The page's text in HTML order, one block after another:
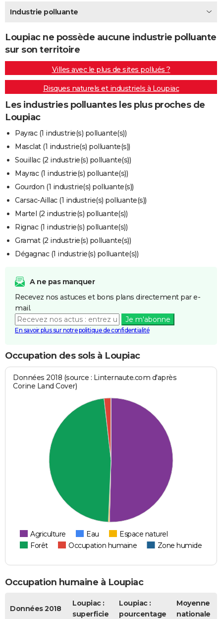
Destinations
City break
Voyage nature
Voyage de noces
Forum
Climat
+PHOTO
GUIDES D'ACHAT
BONS PLANS
CARTE DE VOEUX
Carte de Noël
Carte Bonne année
Carte Saint-Valentin
Carte Pâques
Carte d'anniversaire
DICTIONNAIRE
Dictionnaire
Biographies
Citations
Expressions
Proverbes
PROGRAMME TV
COPAINS D'AVANT
S'inscrire
Se connecter
Lycées
Collèges
Primaires
Universités
Entreprises
Service militaire
Avis de recherche
AVIS DE DÉCÈS
FORUM
Bricolage
Lifestyle
Culture
Sport
Auto
Television
Voyage
Cinema
Industrie polluante
Loupiac ne possède aucune industrie polluante
sur son territoire
Villes avec le plus de sites pollués ?
Risques naturels et industriels à Loupiac
Les industries polluantes les plus proches de
Loupiac
Payrac (1 industrie(s) polluante(s))
Masclat (1 industrie(s) polluante(s))
Souillac (2 industrie(s) polluante(s))
Mayrac (1 industrie(s) polluante(s))
Gourdon (1 industrie(s) polluante(s))
Carsac-Aillac (1 industrie(s) polluante(s))
Martel (2 industrie(s) polluante(s))
Rignac (1 industrie(s) polluante(s))
Gramat (2 industrie(s) polluante(s))
Dégagnac (1 industrie(s) polluante(s))
A ne pas manquer
Recevez nos astuces et bons plans directement par e-
mail.
Je m'abonne
En savoir plus sur notre politique de confidentialité
Occupation des sols à Loupiac
Données 2018 (source : Linternaute.com d'après
Corine Land Cover)
Agriculture Eau
Espace naturel
Forêt
Occupation humaine Zone humide
Occupation humaine à Loupiac
Données 2018
Loupiac :
superficie
Loupiac :
pourcentage
Moyenne
nationale